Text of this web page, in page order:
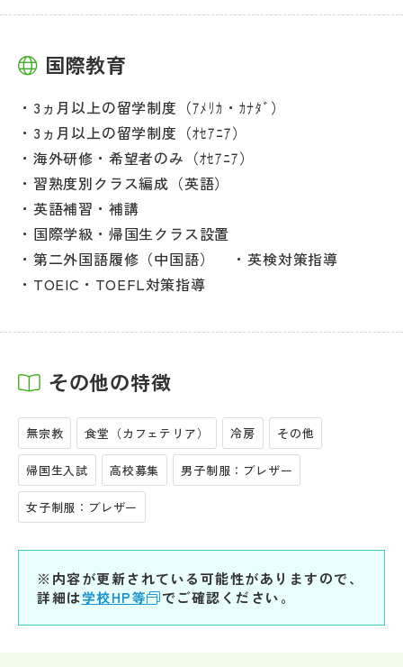
国際教育
3ヵ月以上の留学制度（ｱﾒﾘｶ・ｶﾅﾀﾞ）
3ヵ月以上の留学制度（ｵｾｱﾆｱ）
海外研修・希望者のみ（ｵｾｱﾆｱ）
習熟度別クラス編成（英語）
英語補習・補講
国際学級・帰国生クラス設置
第二外国語履修（中国語）
英検対策指導
TOEIC・TOEFL対策指導
その他の特徴
無宗教 食堂（カフェテリア） 冷房 その他
帰国生入試 高校募集 男子制服：ブレザー
女子制服：ブレザー
※内容が更新されている可能性がありますので、
詳細は学校HP等 でご確認ください。